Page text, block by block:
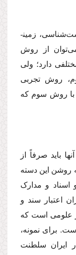
در علومی مانند فیزیک، شیمی، زیست‌شناسی، زمین­
از روش
دارد؛ ولی
روش تجربی
با روش سوم که
باید صرفاً از
روشن این دسته
اسناد و مدارک
اعتبار سند و
علومی است که
برای نمونه،
ایران سلطنت